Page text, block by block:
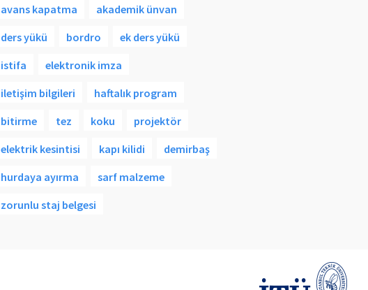
avans kapatma
akademik ünvan
ders yükü
bordro
ek ders yükü
istifa
elektronik imza
iletişim bilgileri
haftalık program
bitirme
tez koku
projektör
elektrik kesintisi
kapı kilidi
demirbaş
hurdaya ayırma
sarf malzeme
zorunlu staj belgesi